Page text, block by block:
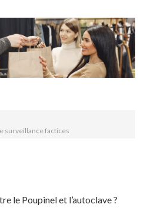
surveillance factices
le Poupinel et l’autoclave ?